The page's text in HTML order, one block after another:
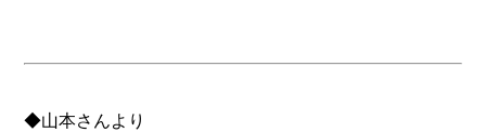
◆山本さんより